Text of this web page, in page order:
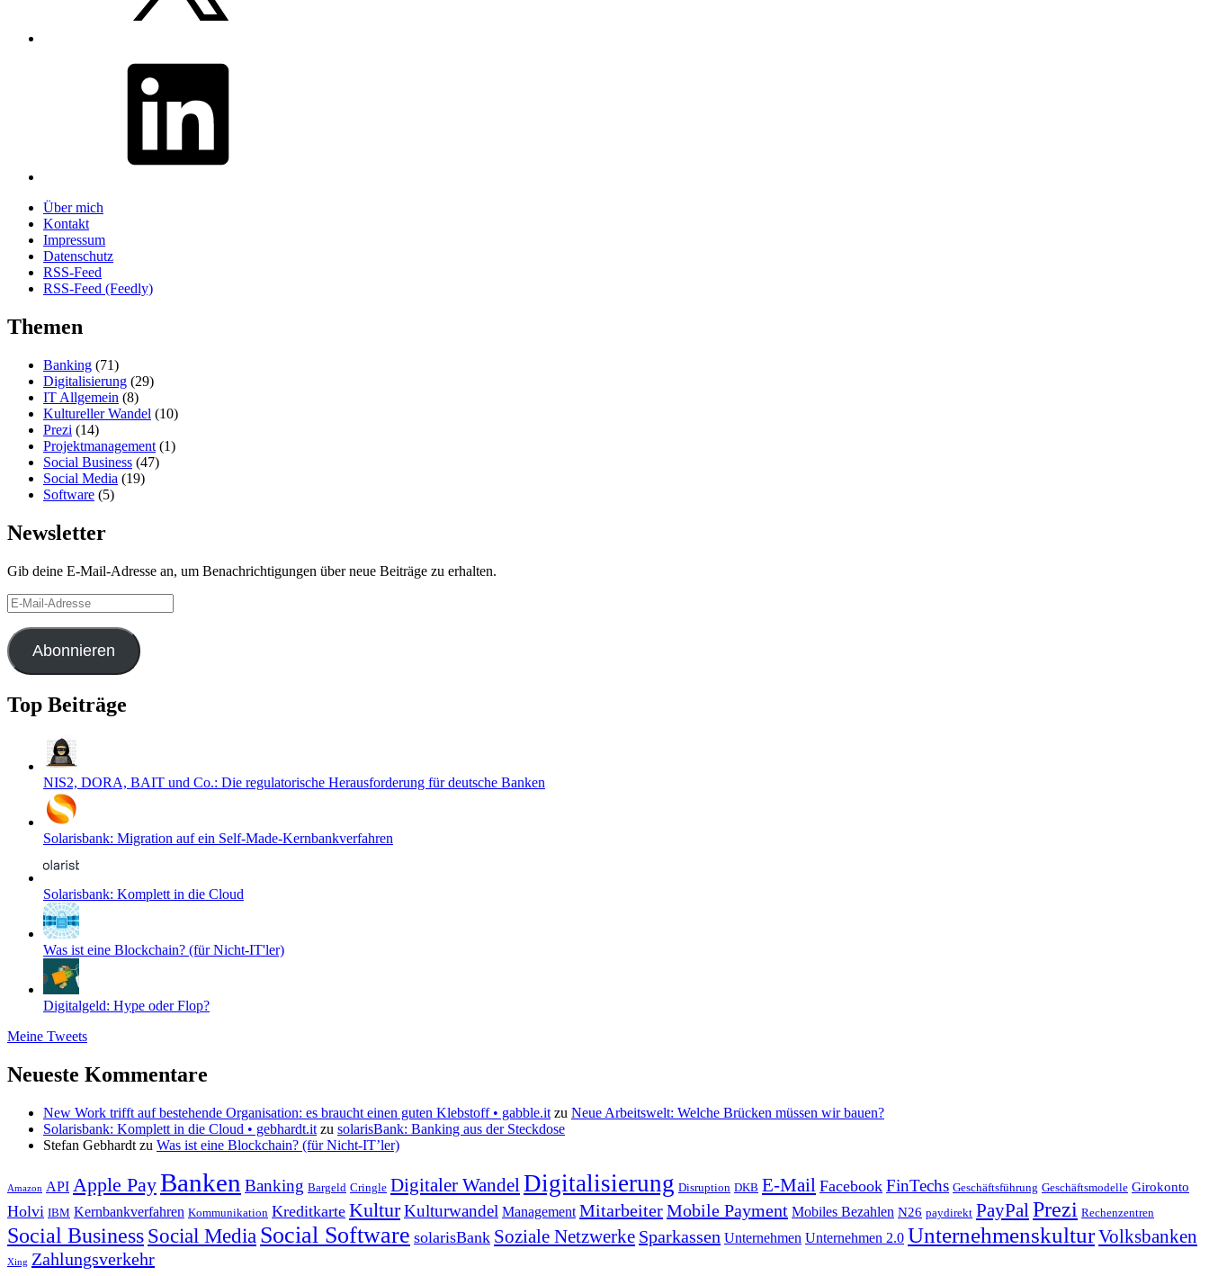
Über mich
Kontakt
Impressum
Datenschutz
RSS-Feed
RSS-Feed (Feedly)
Themen
Banking (71)
Digitalisierung (29)
IT Allgemein (8)
Kultureller Wandel (10)
Prezi (14)
Projektmanagement (1)
Social Business (47)
Social Media (19)
Software (5)
Newsletter
Gib deine E-Mail-Adresse an, um Benachrichtigungen über neue Beiträge zu erhalten.
E-
Mail-
Adresse
Abonnieren
Top Beiträge
NIS2, DORA, BAIT und Co.: Die regulatorische Herausforderung für deutsche Banken
Solarisbank: Migration auf ein Self-Made-Kernbankverfahren
Solarisbank: Komplett in die Cloud
Was ist eine Blockchain? (für Nicht-IT'ler)
Digitalgeld: Hype oder Flop?
Meine Tweets
Neueste Kommentare
New Work trifft auf bestehende Organisation: es braucht einen guten Klebstoff • gabble.it zu Neue Arbeitswelt: Welche Brücken müssen wir bauen?
Solarisbank: Komplett in die Cloud • gebhardt.it zu solarisBank: Banking aus der Steckdose
Stefan Gebhardt zu Was ist eine Blockchain? (für Nicht-IT’ler)
Amazon API Apple PayBanken Banking Bargeld Cringle Digitaler Wandel Digitalisierung Disruption DKB E-Mail Facebook FinTechs Geschäftsführung Geschäftsmodelle Girokonto
Holvi IBM Kernbankverfahren Kommunikation Kreditkarte KulturKulturwandel Management MitarbeiterMobile Payment Mobiles Bezahlen N26 paydirekt PayPal Prezi Rechenzentren
Social BusinessSocial Media Social Software solarisBank Soziale Netzwerke Sparkassen Unternehmen Unternehmen 2.0 UnternehmenskulturVolksbanken
Xing Zahlungsverkehr